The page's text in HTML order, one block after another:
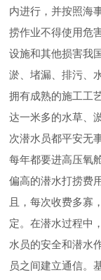
内进行，并按照海
捞作业不得使用危
设施和其他损害我
淤、堵漏、排污、
拥有成熟的施工工
达一米多的水草、
次潜水员都平安无
每年都要进高压氧
偏高的潜水打捞费
且，每次收费多寡
定。在潜水过程中
水员的安全和潜水
员之间建立通信。